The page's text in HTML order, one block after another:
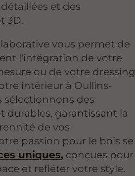
et des
3D.
vous permet de
l'intégration de votre
ou de votre dressing
intérieur à Oullins-
sélectionnons des
durables, garantissant la
de vos
passion pour le bois se
uniques, conçues pour
et refléter votre style.